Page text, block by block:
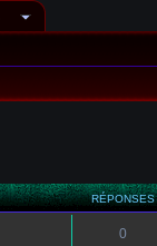
RÉPONSES
0